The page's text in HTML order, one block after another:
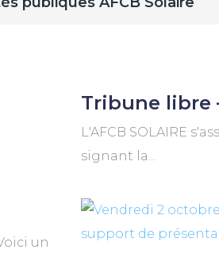
Tribune libre
L'AFCB SOLAIRE
signant la...
un